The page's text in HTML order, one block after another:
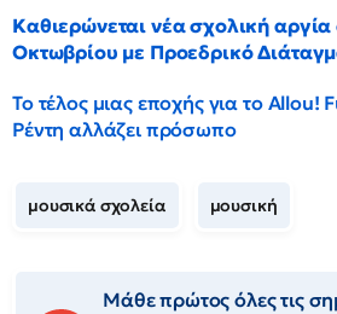
Καθιερώνεται νέα σχολική αργία
Οκτωβρίου με Προεδρικό
Το τέλος μιας εποχής για το Allou!
Ρέντη αλλάζει πρόσωπο
μουσικά σχολεία μουσική
Μάθε πρώτος όλες τις